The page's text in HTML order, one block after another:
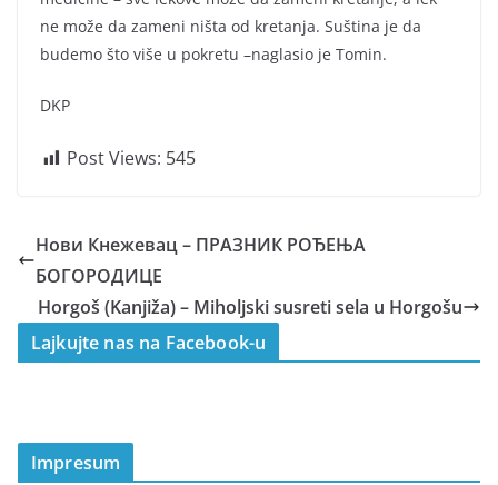
ne može da zameni ništa od kretanja. Suština je da
budemo što više u pokretu –naglasio je Tomin.
DKP
Post Views: 545
Нови Кнежевац – ПРАЗНИК РОЂЕЊА
БОГОРОДИЦЕ
Horgoš (Kanjiža) – Miholjski susreti sela u Horgošu
Lajkujte nas na Facebook-u
Impresum